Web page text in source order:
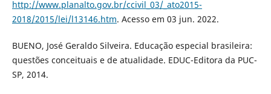
http://www.planalto.gov.br/ccivil_03/_ato2015-
2018/2015/lei/l13146.htm. Acesso em 03 jun. 2022.
BUENO, José Geraldo Silveira. Educação especial brasileira:
questões conceituais e de atualidade. EDUC-Editora da PUC-
SP, 2014.